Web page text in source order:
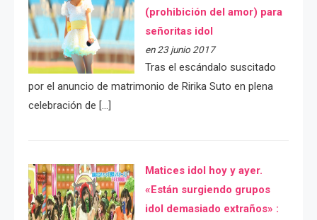
(prohibición del amor) para
señoritas idol
en 23 junio 2017
Tras el escándalo suscitado
por el anuncio de matrimonio de Ririka Suto en plena
celebración de […]
Matices idol hoy y ayer.
«Están surgiendo grupos
idol demasiado extraños» :